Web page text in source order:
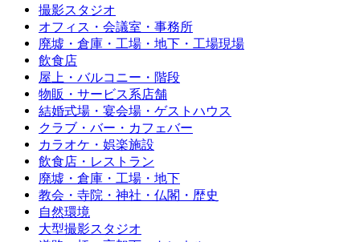
撮影スタジオ
オフィス・会議室・事務所
廃墟・倉庫・工場・地下・工場現場
飲食店
屋上・バルコニー・階段
物販・サービス系店舗
結婚式場・宴会場・ゲストハウス
クラブ・バー・カフェバー
カラオケ・娯楽施設
飲食店・レストラン
廃墟・倉庫・工場・地下
教会・寺院・神社・仏閣・歴史
自然環境
大型撮影スタジオ